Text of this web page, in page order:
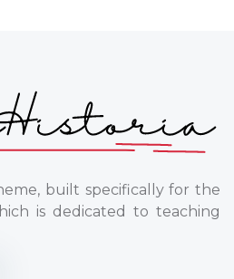
built specifically for the
is dedicated to teaching